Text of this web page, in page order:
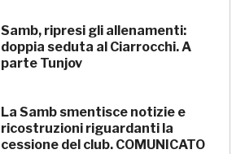
Samb, ripresi gli allenamenti:
doppia seduta al Ciarrocchi. A
parte Tunjov
La Samb smentisce notizie e
ricostruzioni riguardanti la
cessione del club. COMUNICATO